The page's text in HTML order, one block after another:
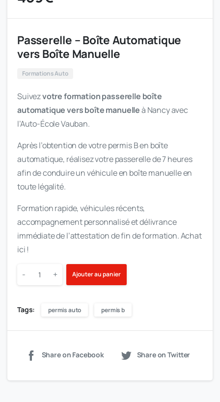
Passerelle – Boîte Automatique
vers Boîte Manuelle
Formations Auto
Suivezvotre formation passerelle boîte
automatique vers boîte manuelleà Nancy avec
l’Auto-École Vauban.
Après l’obtention de votre permis B en boîte
automatique, réalisez votre passerelle de 7 heures
afin de conduire un véhicule en boîte manuelle en
toute légalité.
Formation rapide, véhicules récents,
accompagnement personnalisé et délivrance
immédiate de l’attestation de fin de formation. Achat
ici !
- + Ajouter au panier
Tags: permis auto permis b
Share on Facebook Share on Twitter